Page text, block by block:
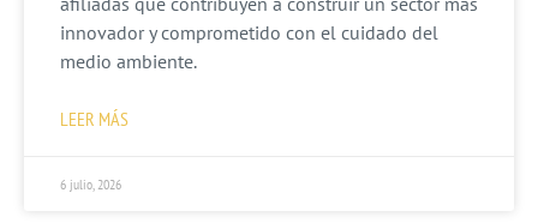
innovador y comprometido con el cuidado del
medio ambiente.
LEER MÁS
6 julio, 2026